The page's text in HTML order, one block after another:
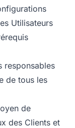
Utilisateurs
responsables
de tous les
de
des Clients et